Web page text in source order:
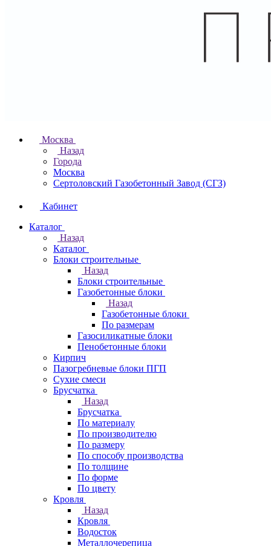
Москва
Назад
Города
Москва
Сертоловский Газобетонный Завод (СГЗ)
Кабинет
Каталог
Назад
Каталог
Блоки строительные
Назад
Блоки строительные
Газобетонные блоки
Назад
Газобетонные блоки
По размерам
Газосиликатные блоки
Пенобетонные блоки
Кирпич
Пазогребневые блоки ПГП
Сухие смеси
Брусчатка
Назад
Брусчатка
По материалу
По производителю
По размеру
По способу производства
По толщине
По форме
По цвету
Кровля
Назад
Кровля
Водосток
Металлочерепица